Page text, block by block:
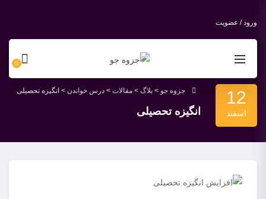
ورود / عضویت
0
12
اسفند
جزوه جو > بلاگ > مقالات > درس خواندن > انگیزه تحصیلی
انگیزه تحصیلی